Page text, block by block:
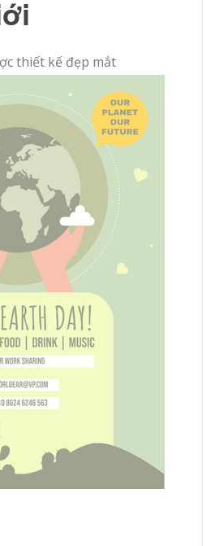
thiết kế đẹp mắt